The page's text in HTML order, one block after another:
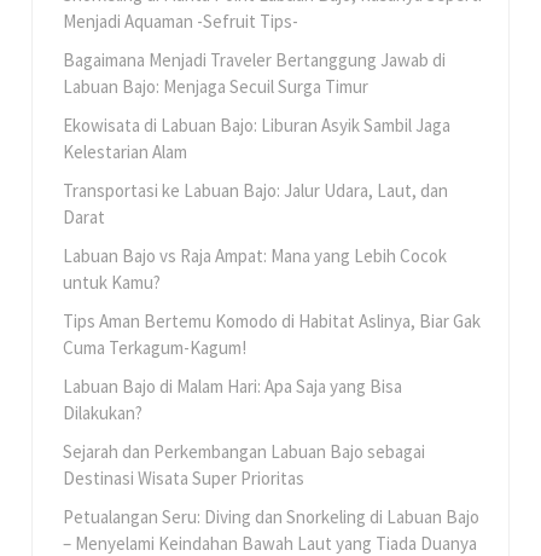
Menjadi Aquaman -Sefruit Tips-
Bagaimana Menjadi Traveler Bertanggung Jawab di
Labuan Bajo: Menjaga Secuil Surga Timur
Ekowisata di Labuan Bajo: Liburan Asyik Sambil Jaga
Kelestarian Alam
Transportasi ke Labuan Bajo: Jalur Udara, Laut, dan
Darat
Labuan Bajo vs Raja Ampat: Mana yang Lebih Cocok
untuk Kamu?
Tips Aman Bertemu Komodo di Habitat Aslinya, Biar Gak
Cuma Terkagum-Kagum!
Labuan Bajo di Malam Hari: Apa Saja yang Bisa
Dilakukan?
Sejarah dan Perkembangan Labuan Bajo sebagai
Destinasi Wisata Super Prioritas
Petualangan Seru: Diving dan Snorkeling di Labuan Bajo
– Menyelami Keindahan Bawah Laut yang Tiada Duanya